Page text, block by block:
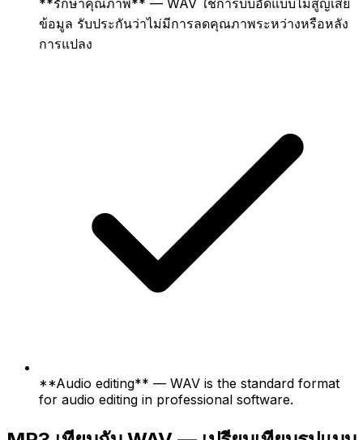
ข้อมูล รับประกันว่าไม่มีการลดคุณภาพระหว่างหรือหลัง
การแปลง
**Audio editing** — WAV is the standard format
for audio editing in professional software.